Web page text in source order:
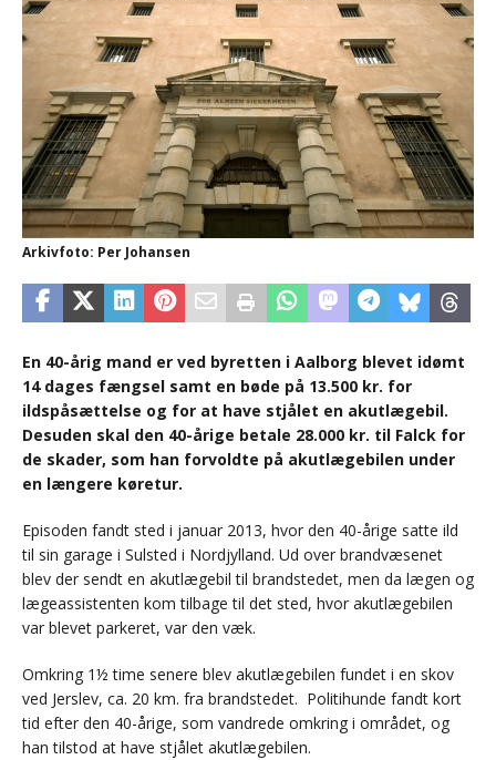
Arkivfoto: Per Johansen
En 40-årig mand er ved byretten i Aalborg blevet idømt
14 dages fængsel samt en bøde på 13.500 kr. for
ildspåsættelse og for at have stjålet en akutlægebil.
Desuden skal den 40-årige betale 28.000 kr. til Falck for
de skader, som han forvoldte på akutlægebilen under
en længere køretur.
Episoden fandt sted i januar 2013, hvor den 40-årige satte ild
til sin garage i Sulsted i Nordjylland. Ud over brandvæsenet
blev der sendt en akutlægebil til brandstedet, men da lægen og
lægeassistenten kom tilbage til det sted, hvor akutlægebilen
var blevet parkeret, var den væk.
Omkring 1½ time senere blev akutlægebilen fundet i en skov
ved Jerslev, ca. 20 km. fra brandstedet. Politihunde fandt kort
tid efter den 40-årige, som vandrede omkring i området, og
han tilstod at have stjålet akutlægebilen.